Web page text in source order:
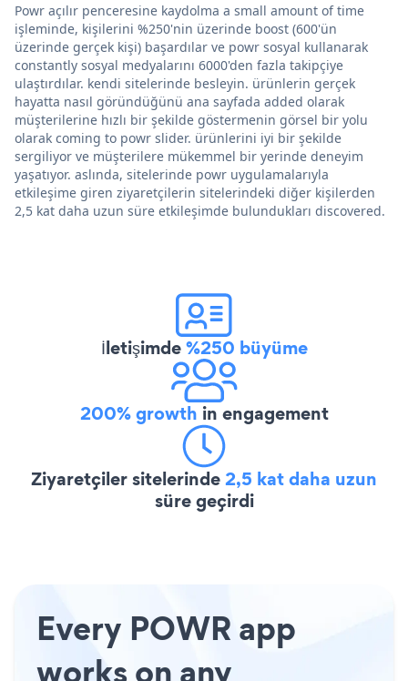
Powr açılır penceresine kaydolma a small amount of time
işleminde, kişilerini %250'nin üzerinde boost (600'ün
üzerinde gerçek kişi) başardılar ve powr sosyal kullanarak
constantly sosyal medyalarını 6000'den fazla takipçiye
ulaştırdılar. kendi sitelerinde besleyin. ürünlerin gerçek
hayatta nasıl göründüğünü ana sayfada added olarak
müşterilerine hızlı bir şekilde göstermenin görsel bir yolu
olarak coming to powr slider. ürünlerini iyi bir şekilde
sergiliyor ve müşterilere mükemmel bir yerinde deneyim
yaşatıyor. aslında, sitelerinde powr uygulamalarıyla
etkileşime giren ziyaretçilerin sitelerindeki diğer kişilerden
2,5 kat daha uzun süre etkileşimde bulundukları discovered.
İletişimde%250 büyüme
200% growth in engagement
Ziyaretçiler sitelerinde2,5 kat daha uzun
süre geçirdi
Every POWR app
works on any